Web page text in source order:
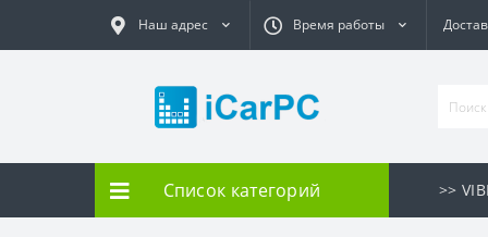
Наш адрес Время работы
Список категорий >>